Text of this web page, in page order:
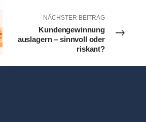
NÄCHSTER BEITRAG
Kundengewinnung
auslagern – sinnvoll oder
riskant?